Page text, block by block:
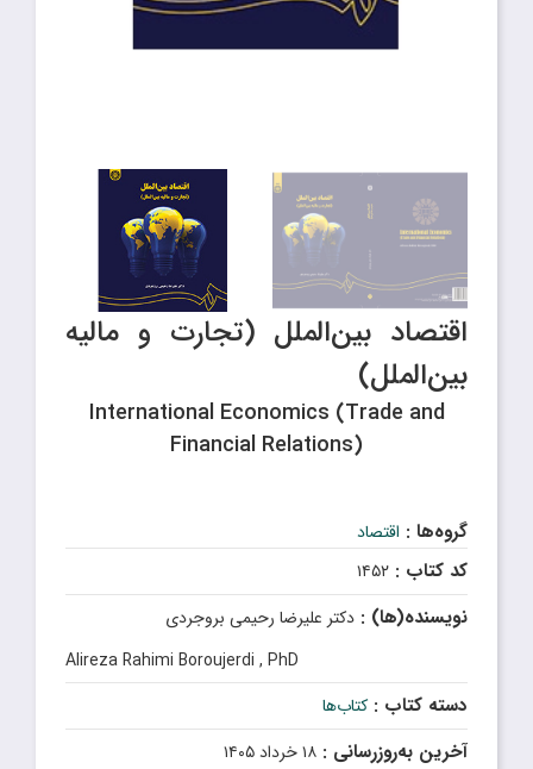
اقتصاد بین‌الملل (تجارت و مالیه
بین‌الملل)
International Economics (Trade and
Financial Relations)
گروه‌ها : اقتصاد
کد کتاب : ۱۴۵۲
نویسنده(ها) : دکتر علیرضا رحیمی بروجردی
Alireza Rahimi Boroujerdi , PhD
دسته کتاب : کتاب‌ها
آخرین به‌روزرسانی : ۱۸ خرداد ۱۴۰۵